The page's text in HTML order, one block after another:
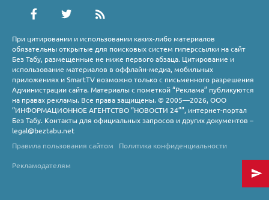
При цитировании и использовании каких-либо материалов
обязательны открытые для поисковых систем гиперссылки на сайт
Без Табу, размещенные не ниже первого абзаца. Цитирование и
использование материалов в оффлайн-медиа, мобильных
приложениях и SmartTV возможно только с письменного разрешения
Администрации сайта. Материалы с пометкой “Реклама” публикуются
на правах рекламы. Все права защищены. © 2005—2026, ООО
“ИНФОРМАЦИОННОЕ АГЕНТСТВО “НОВОСТИ 24””, интернет-портал
Без Табу. Контакты для официальных запросов и других документов –
legal@beztabu.net
Правила пользования сайтом
Политика конфиденциальности
Рекламодателям